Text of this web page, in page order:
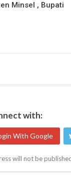
Minsel , Bupati
with:
With Google
will not be